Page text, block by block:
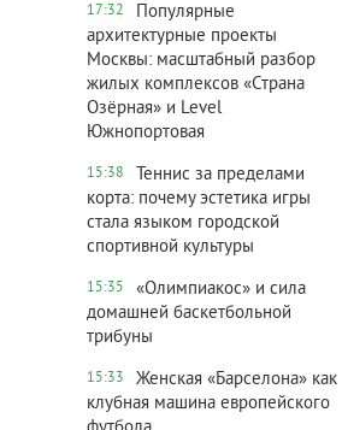
17:32
Популярные
архитектурные проекты
Москвы: масштабный разбор
жилых комплексов «Страна
Озёрная» и Level
Южнопортовая
15:38
Теннис за пределами
корта: почему эстетика игры
стала языком городской
спортивной культуры
15:35
«Олимпиакос» и сила
домашней баскетбольной
трибуны
15:33
Женская «Барселона» как
клубная машина европейского